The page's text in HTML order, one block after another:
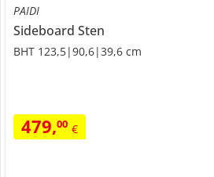
PAIDI
Sideboard Sten
BHT 123,5|90,6|39,6 cm
479,00 €